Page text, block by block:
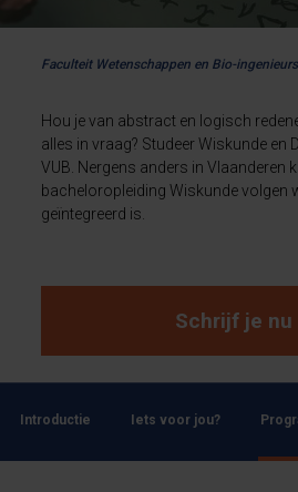
Faculteit Wetenschappen en Bio-
Hou je van abstract en logisch
alles in vraag? Studeer Wiskunde en
VUB. Nergens anders in Vlaanderen
bacheloropleiding Wiskunde volgen
geïntegreerd is.
Schrijf je nu
Introductie Iets voor jou?